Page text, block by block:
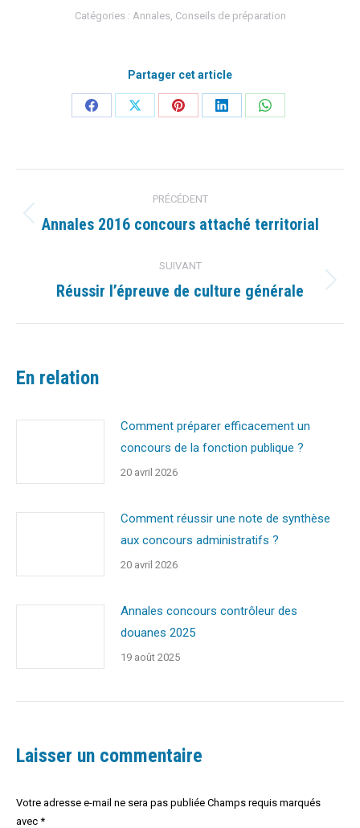
Catégories : Annales, Conseils de préparation
Partager cet article
PartagerPartagerPartagerPartagerPartager
article
PRÉCÉDENT
Article
:
Annales 2016 concours attaché territorial
SUIVANT
Article
Réussir l’épreuve de culture générale
En relation
Comment préparer efficacement un
concours de la fonction publique ?
20 avril 2026
Comment réussir une note de synthèse
aux concours administratifs ?
20 avril 2026
Annales concours contrôleur des
douanes 2025
19 août 2025
Laisser un commentaire
Votre adresse e-mail ne sera pas publiée Champs requis marqués
avec *